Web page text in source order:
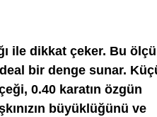
ile dikkat çeker. Bu
bir denge sunar.
0.40 karatın özgün
büyüklüğünü ve